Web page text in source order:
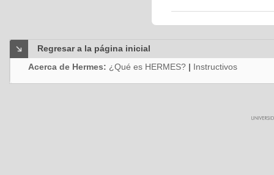
Regresar a la página inicial
Acerca de Hermes: ¿Qué es HERMES? | Instructivos